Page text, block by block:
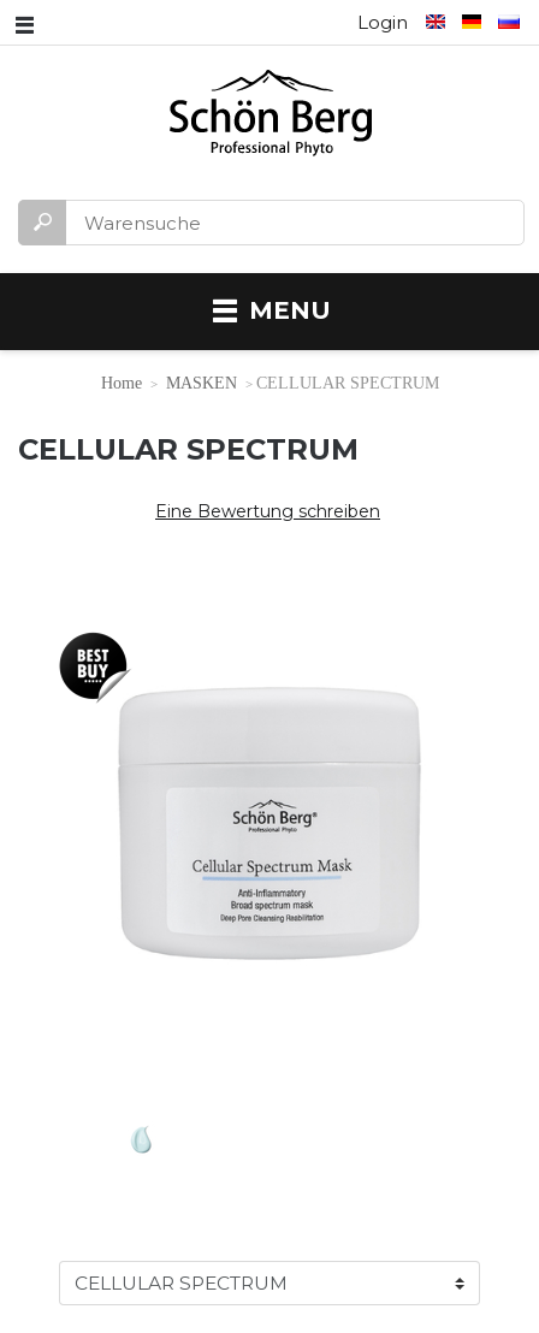
Login
MENU
Home MASKEN CELLULAR SPECTRUM
CELLULAR SPECTRUM
Eine Bewertung schreiben